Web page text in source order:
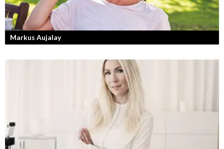
Markus Aujalay
Sveriges tuffaste matjury är epitetet på juryn i Sveriges Mästerkock.
Markus Aujalay är domaren som ger mästerkockarna mardrömmar.